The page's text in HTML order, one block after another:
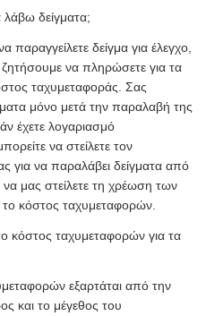
δείγματα;
παραγγείλετε δείγμα για έλεγχο,
να πληρώσετε για τα
ταχυμεταφοράς. Σας
μόνο μετά την παραλαβή της
έχετε λογαριασμό
να στείλετε τον
για να παραλάβει δείγματα από
να μας στείλετε τη χρέωση των
το κόστος ταχυμεταφορών.
κόστος ταχυμεταφορών για τα
εξαρτάται από την
και το μέγεθος του